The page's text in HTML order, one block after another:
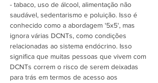
- tabaco, uso de álcool, alimentação não
saudável, sedentarismo e poluição. Isso é
conhecido como a abordagem '5x5', mas
ignora várias DCNTs, como condições
relacionadas ao sistema endócrino. Isso
significa que muitas pessoas que vivem com
DCNTs correm o risco de serem deixadas
para trás em termos de acesso aos